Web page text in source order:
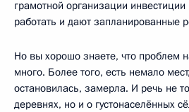
грамотной организации
работать и дают запланированные
Но вы хорошо знаете, что проблем
много. Более того, есть немало
остановилась, замерла. И речь не
деревнях, но и о густонаселённых